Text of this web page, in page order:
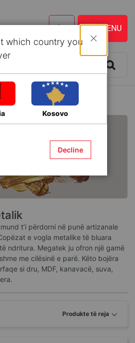
t’i përdorni në punë artizanale
e vogla metalike të bluara
ndritura. Megatek ju ofron një gamë
me cilësinë e parë. Këto bojëra
si dru, MDF, kanavacë, suva,
which country you
Kosovo
Decline